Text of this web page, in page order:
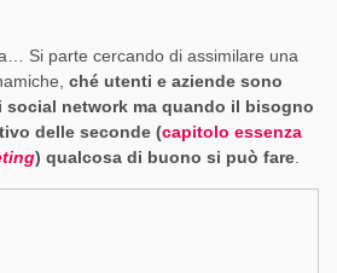
Si parte cercando di assimilare una
ché utenti e aziende sono
social network ma quando il bisogno
delle seconde (capitolo essenza
) qualcosa di buono si può fare